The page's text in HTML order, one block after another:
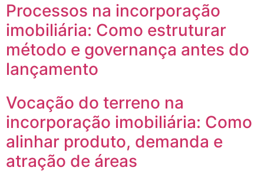
Processos na incorporação
imobiliária: Como estruturar
método e governança antes do
lançamento
Vocação do terreno na
incorporação imobiliária: Como
alinhar produto, demanda e
atração de áreas